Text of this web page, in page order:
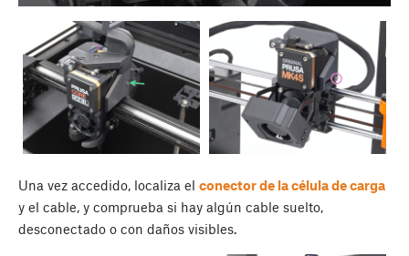
Una vez accedido, localiza el conector de la célula de carga
y el cable, y comprueba si hay algún cable suelto,
desconectado o con daños visibles.